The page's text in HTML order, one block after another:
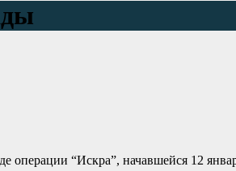
операции “Искра”, начавшейся 12